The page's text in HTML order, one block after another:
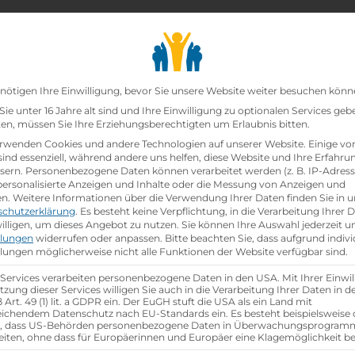
Lehrbetriebesearch
groupAnzahl Mitarbeiter
26
Tage
Datenschutz-
Ihre Einwilligung, bevor Sie unsere Website weiter besuchen
unter 16 Jahre alt sind und Ihre Einwilligung zu optionalen Services
müssen Sie Ihre Erziehungsberechtigten um Erlaubnis bitten.
Cookies und andere Technologien auf unserer Website. Einige
essenziell, während andere uns helfen, diese Website und Ihre
Personenbezogene Daten können verarbeitet werden (z. B. IP-
Anzeigen und Inhalte oder die Messung von Anzeigen und
Weitere Informationen über die Verwendung Ihrer Daten finden Sie in
. Es besteht keine Verpflichtung, in die Verarbeitung Ihrer
um dieses Angebot zu nutzen. Sie können Ihre Auswahl jederzeit
widerrufen oder anpassen. Bitte beachten Sie, dass aufgrund
möglicherweise nicht alle Funktionen der Website verfügbar sind.
verarbeiten personenbezogene Daten in den USA. Mit Ihrer
dieser Services willigen Sie auch in die Verarbeitung Ihrer Daten in
Art. 49 (1) lit. a GDPR ein. Der EuGH stuft die USA als ein Land mit
Datenschutz nach EU-Standards ein. Es besteht beispielsweise
dass US-Behörden personenbezogene Daten in
ohne dass für Europäerinnen und Europäer eine Klagemöglichkeit